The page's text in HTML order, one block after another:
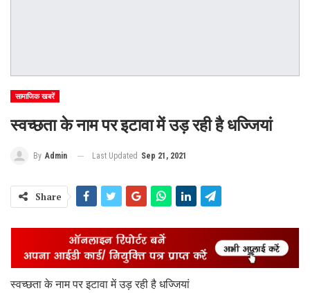
सामाजिक खबरें
स्वच्छता के नाम पर इटावा में उड़ रही है धज्जियां
By Admin Last Updated Sep 21, 2021
Share
स्वच्छता के नाम पर इटावा में उड़ रही है धज्जियां